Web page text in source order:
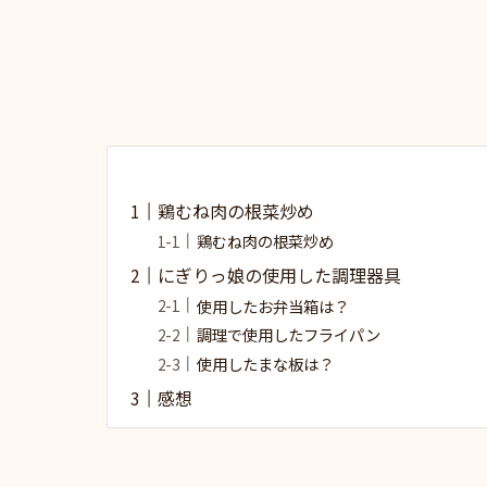
鶏むね肉の根菜炒め
鶏むね肉の根菜炒め
にぎりっ娘の使用した調理器具
使用したお弁当箱は？
調理で使用したフライパン
使用したまな板は？
感想